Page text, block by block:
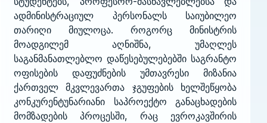
ადმინისტრაციულ პერსონალს საიუბილეო
თარიღი მიულოცა. როგორც მინისტრის
მოადგილემ აღნიშნა, უმაღლეს
საგანმანათლებლო დაწესებულებებში საგრანტო
ოფისების დაფუძნების უმთავრესი მიზანია
ქართველ მკვლევართა ჯგუფების ხელშეწყობა
კონკურენტუნარიანი საპროექტო განაცხადების
მომზადების პროცესში, რაც ევროკავშირის